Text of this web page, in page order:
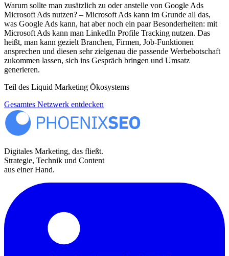
Warum sollte man zusätzlich zu oder anstelle von Google Ads
Microsoft Ads nutzen? – Microsoft Ads kann im Grunde all das,
was Google Ads kann, hat aber noch ein paar Besonderheiten: mit
Microsoft Ads kann man LinkedIn Profile Tracking nutzen. Das
heißt, man kann gezielt Branchen, Firmen, Job-Funktionen
ansprechen und diesen sehr zielgenau die passende Werbebotschaft
zukommen lassen, sich ins Gespräch bringen und Umsatz
generieren.
Teil des Liquid Marketing Ökosystems
Gesamtes Netzwerk entdecken
Digitales Marketing, das fließt.
Strategie, Technik und Content
aus einer Hand.